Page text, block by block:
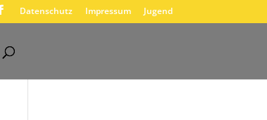
Datenschutz Impressum Jugend